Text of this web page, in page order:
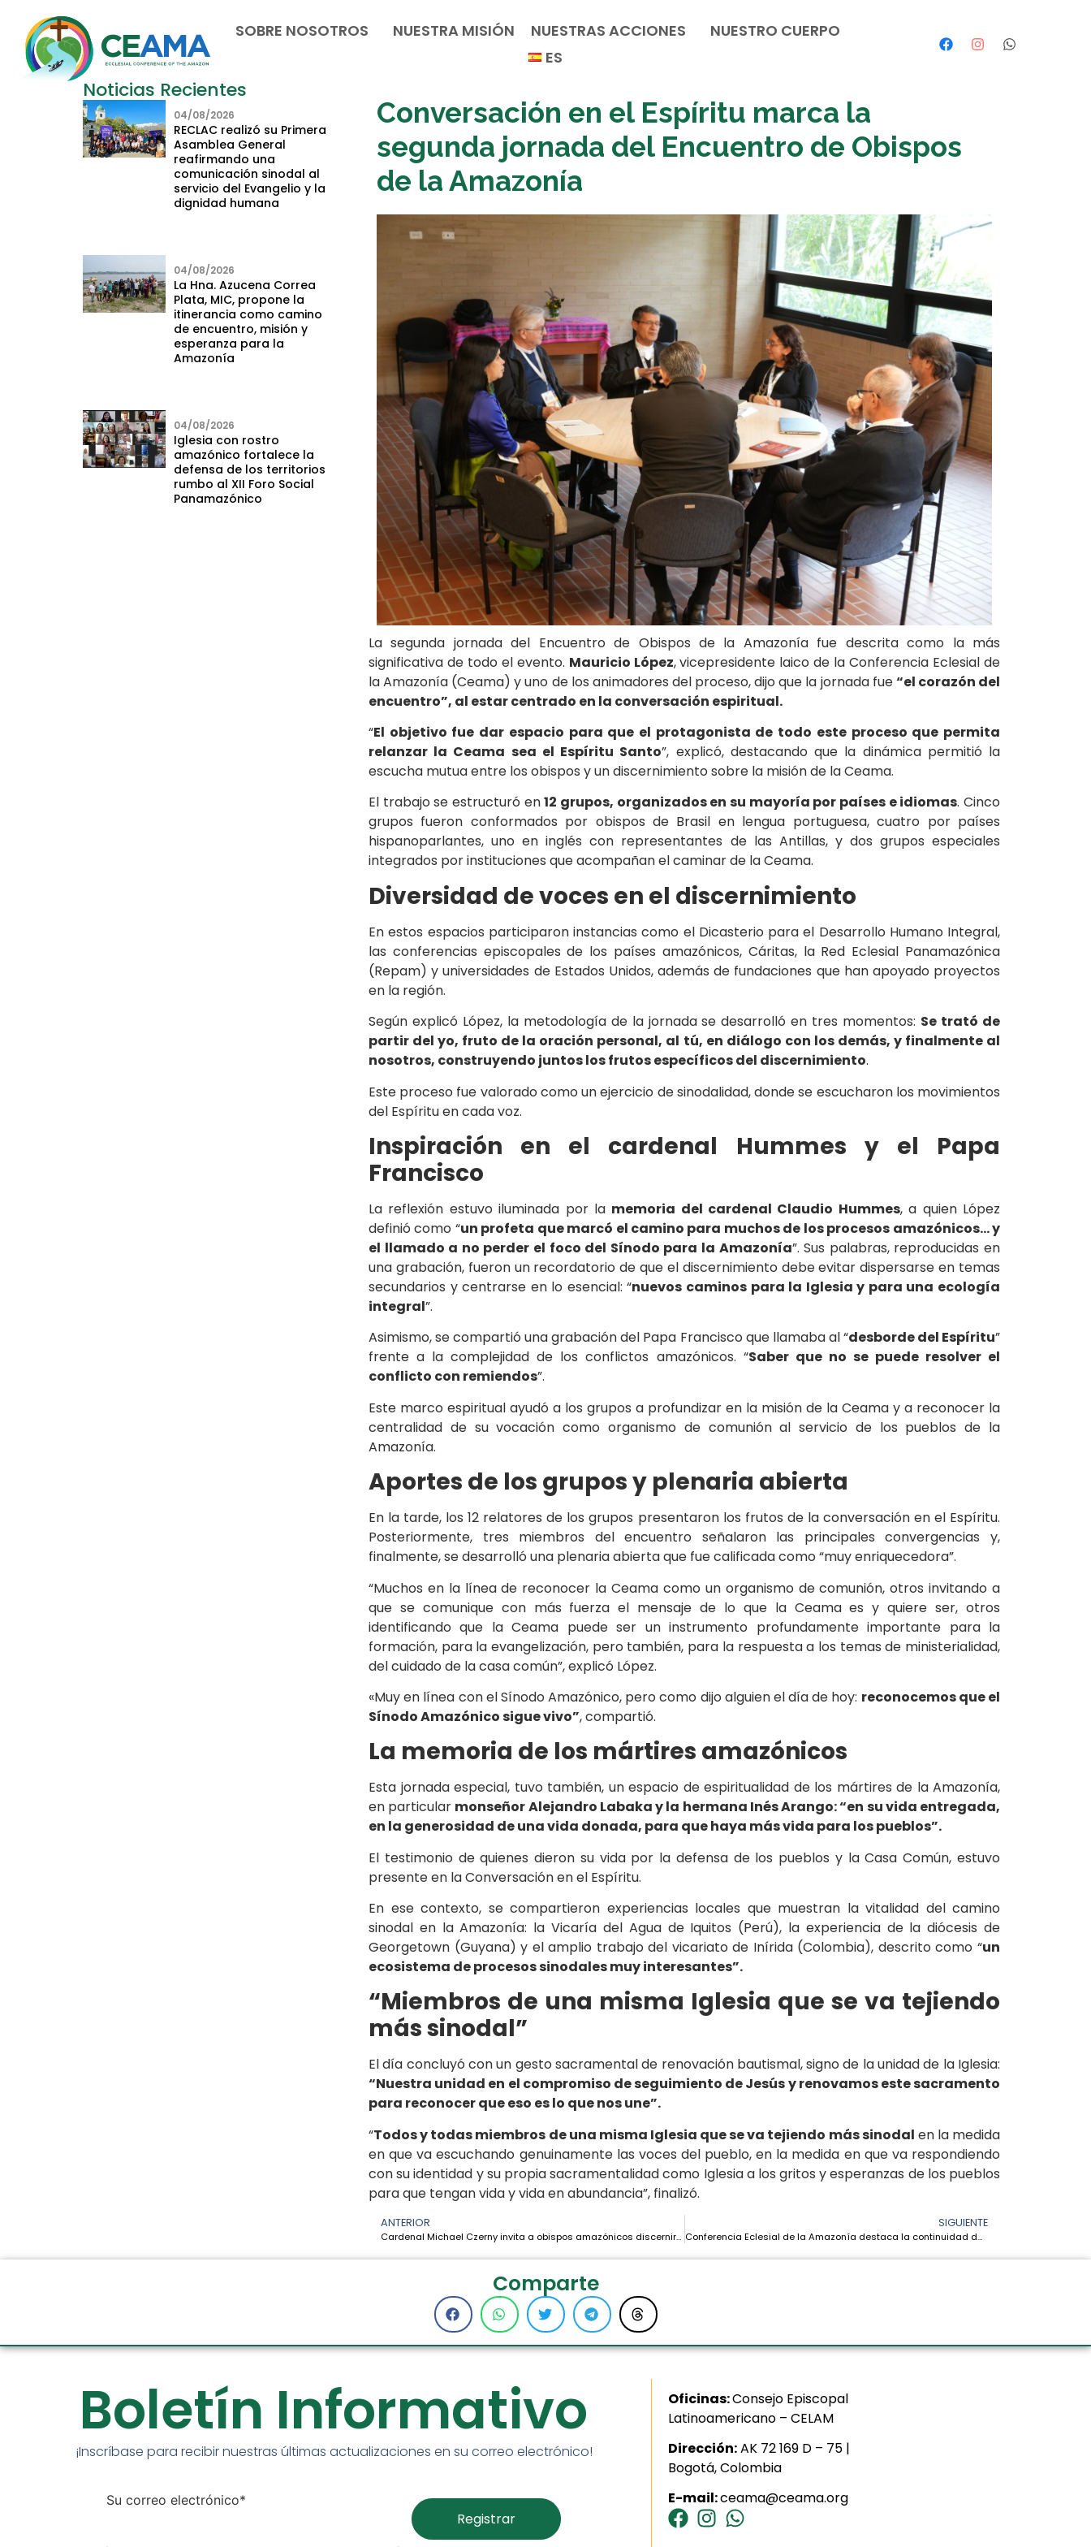
SOBRE NOSOTROS NUESTRA MISIÓN NUESTRAS ACCIONES
NUESTRO CUERPO
ES
Noticias Recientes
04/08/2026
RECLAC realizó su Primera
Asamblea General
reafirmando una
comunicación sinodal al
servicio del Evangelio y la
dignidad humana
04/08/2026
La Hna. Azucena Correa
Plata, MIC, propone la
itinerancia como camino
de encuentro, misión y
esperanza para la
Amazonía
04/08/2026
Iglesia con rostro
amazónico fortalece la
defensa de los territorios
rumbo al XII Foro Social
Panamazónico
Conversación en el Espíritu marca la
segunda jornada del Encuentro de Obispos
de la Amazonía
La segunda jornada del Encuentro de Obispos de la Amazonía fue descrita como la más
significativa de todo el evento. Mauricio López, vicepresidente laico de la Conferencia Eclesial de
la Amazonía (Ceama) y uno de los animadores del proceso, dijo que la jornada fue“el corazón del
encuentro”, al estar centrado en la conversación espiritual.
“El objetivo fue dar espacio para que el protagonista de todo este proceso que permita
relanzar la Ceama sea el Espíritu Santo”, explicó, destacando que la dinámica permitió la
escucha mutua entre los obispos y un discernimiento sobre la misión de la Ceama.
El trabajo se estructuró en12 grupos, organizados en su mayoría por países e idiomas. Cinco
grupos fueron conformados por obispos de Brasil en lengua portuguesa, cuatro por países
hispanoparlantes, uno en inglés con representantes de las Antillas, y dos grupos especiales
integrados por instituciones que acompañan el caminar de la Ceama.
Diversidad de voces en el discernimiento
En estos espacios participaron instancias como el Dicasterio para el Desarrollo Humano Integral,
las conferencias episcopales de los países amazónicos, Cáritas, la Red Eclesial Panamazónica
(Repam) y universidades de Estados Unidos, además de fundaciones que han apoyado proyectos
en la región.
Según explicó López, la metodología de la jornada se desarrolló en tres momentos: Se trató de
partir del yo, fruto de la oración personal, al tú, en diálogo con los demás, y finalmente al
nosotros, construyendo juntos los frutos específicos del discernimiento.
Este proceso fue valorado como un ejercicio de sinodalidad, donde se escucharon los movimientos
del Espíritu en cada voz.
Inspiración en el cardenal Hummes y el Papa
Francisco
La reflexión estuvo iluminada por la memoria del cardenal Claudio Hummes, a quien López
definió como “un profeta que marcó el camino para muchos de los procesos amazónicos… y
el llamado a no perder el foco del Sínodo para la Amazonía”. Sus palabras, reproducidas en
una grabación, fueron un recordatorio de que el discernimiento debe evitar dispersarse en temas
secundarios y centrarse en lo esencial: “nuevos caminos para la Iglesia y para una ecología
integral”.
Asimismo, se compartió una grabación del Papa Francisco que llamaba al “desborde del Espíritu”
frente a la complejidad de los conflictos amazónicos. “Saber que no se puede resolver el
conflicto con remiendos”.
Este marco espiritual ayudó a los grupos a profundizar en la misión de la Ceama y a reconocer la
centralidad de su vocación como organismo de comunión al servicio de los pueblos de la
Amazonía.
Aportes de los grupos y plenaria abierta
En la tarde, los 12 relatores de los grupos presentaron los frutos de la conversación en el Espíritu.
Posteriormente, tres miembros del encuentro señalaron las principales convergencias y,
finalmente, se desarrolló una plenaria abierta que fue calificada como “muy enriquecedora”.
“Muchos en la línea de reconocer la Ceama como un organismo de comunión, otros invitando a
que se comunique con más fuerza el mensaje de lo que la Ceama es y quiere ser, otros
identificando que la Ceama puede ser un instrumento profundamente importante para la
formación, para la evangelización, pero también, para la respuesta a los temas de ministerialidad,
del cuidado de la casa común”, explicó López.
«Muy en línea con el Sínodo Amazónico, pero como dijo alguien el día de hoy: reconocemos que el
Sínodo Amazónico sigue vivo”, compartió.
La memoria de los mártires amazónicos
Esta jornada especial, tuvo también, un espacio de espiritualidad de los mártires de la Amazonía,
en particular monseñor Alejandro Labaka y la hermana Inés Arango: “en su vida entregada,
en la generosidad de una vida donada, para que haya más vida para los pueblos”.
El testimonio de quienes dieron su vida por la defensa de los pueblos y la Casa Común, estuvo
presente en la Conversación en el Espíritu.
En ese contexto, se compartieron experiencias locales que muestran la vitalidad del camino
sinodal en la Amazonía: la Vicaría del Agua de Iquitos (Perú), la experiencia de la diócesis de
Georgetown (Guyana) y el amplio trabajo del vicariato de Inírida (Colombia), descrito como “un
ecosistema de procesos sinodales muy interesantes”.
“Miembros de una misma Iglesia que se va tejiendo
más sinodal”
El día concluyó con un gesto sacramental de renovación bautismal, signo de la unidad de la Iglesia:
“Nuestra unidad en el compromiso de seguimiento de Jesús y renovamos este sacramento
para reconocer que eso es lo que nos une”.
“Todos y todas miembros de una misma Iglesia que se va tejiendo más sinodal en la medida
en que va escuchando genuinamente las voces del pueblo, en la medida en que va respondiendo
con su identidad y su propia sacramentalidad como Iglesia a los gritos y esperanzas de los pueblos
para que tengan vida y vida en abundancia”, finalizó.
ANTERIOR
Cardenal Michael Czerny invita a obispos amazónicos discernir la misión desde la fragilidad humana y el testimonio martirial
SIGUIENTE
Conferencia Eclesial de la Amazonía destaca la continuidad del Sínodo y advierte sobre los desafíos ambientales
Comparte
Boletín Informativo
¡Inscríbase para recibir nuestras últimas actualizaciones en su correo electrónico!
Su correo electrónico*
Oficinas:Consejo Episcopal
Latinoamericano – CELAM
Dirección:AK 72 169 D – 75 |
Bogotá, Colombia
E-mail:ceama@ceama.org